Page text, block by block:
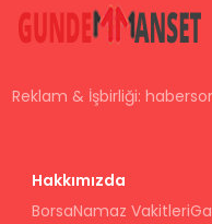
Reklam & İşbirliği:
Hakkımızda
BorsaNamaz Vakitleri